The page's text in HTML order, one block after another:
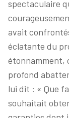
spectaculaire
avait
éclatante du
étonnamment,
profond
lui dit : « Que
souhaitait